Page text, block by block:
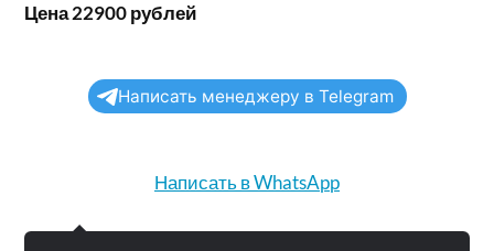
Цена 22900 рублей
Написать менеджеру в Telegram
Написать в WhatsApp